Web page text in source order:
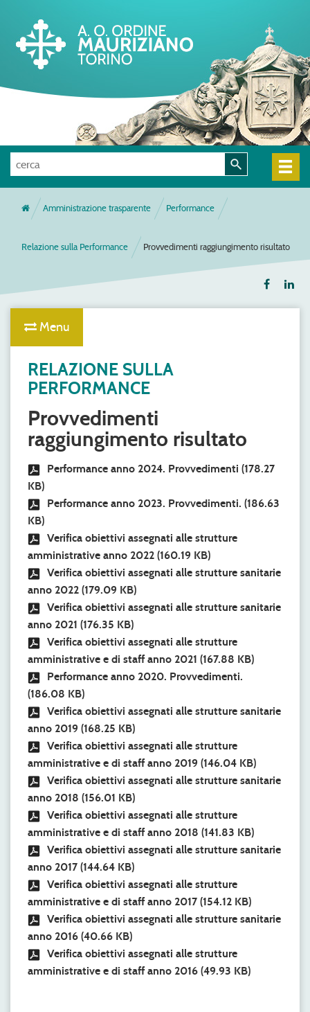
Amministrazione trasparente Performance
Relazione sulla Performance Provvedimenti raggiungimento risultato
Menu
RELAZIONE SULLA
PERFORMANCE
Provvedimenti
raggiungimento risultato
Performance anno 2024. Provvedimenti (178.27
KB)
Performance anno 2023. Provvedimenti. (186.63
KB)
Verifica obiettivi assegnati alle strutture
amministrative anno 2022 (160.19 KB)
Verifica obiettivi assegnati alle strutture sanitarie
anno 2022 (179.09 KB)
Verifica obiettivi assegnati alle strutture sanitarie
anno 2021 (176.35 KB)
Verifica obiettivi assegnati alle strutture
amministrative e di staff anno 2021 (167.88 KB)
Performance anno 2020. Provvedimenti.
(186.08 KB)
Verifica obiettivi assegnati alle strutture sanitarie
anno 2019 (168.25 KB)
Verifica obiettivi assegnati alle strutture
amministrative e di staff anno 2019 (146.04 KB)
Verifica obiettivi assegnati alle strutture sanitarie
anno 2018 (156.01 KB)
Verifica obiettivi assegnati alle strutture
amministrative e di staff anno 2018 (141.83 KB)
Verifica obiettivi assegnati alle strutture sanitarie
anno 2017 (144.64 KB)
Verifica obiettivi assegnati alle strutture
amministrative e di staff anno 2017 (154.12 KB)
Verifica obiettivi assegnati alle strutture sanitarie
anno 2016 (40.66 KB)
Verifica obiettivi assegnati alle strutture
amministrative e di staff anno 2016 (49.93 KB)